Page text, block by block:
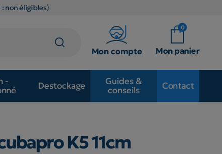
non éligibles)
Mon compte
0
Mon panier
-
Destockage
Guides &
conseils
Contact
K5 11cm